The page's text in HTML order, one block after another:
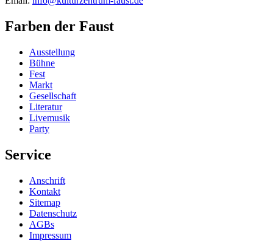
Farben der Faust
Ausstellung
Bühne
Fest
Markt
Gesellschaft
Literatur
Livemusik
Party
Service
Anschrift
Kontakt
Sitemap
Datenschutz
AGBs
Impressum